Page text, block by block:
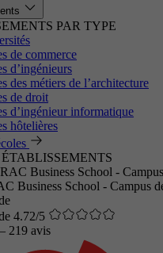
PAR TYPE
de commerce
d’ingénieurs
des métiers de l’architecture
de droit
d’ingénieur informatique
hôtelières
Business School - Campus
4.72/5
219 avis